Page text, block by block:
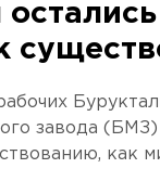
завода (БМЗ)
как